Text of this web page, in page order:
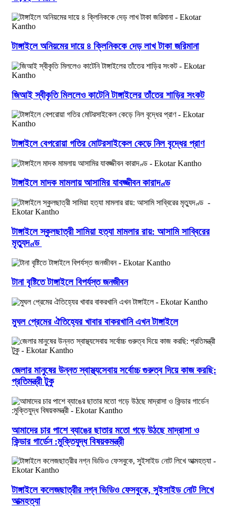
টাঙ্গাইলে অনিয়মের দায়ে ৪ ক্লিনিককে দেড় লাখ টাকা জরিমানা
জিআই স্বীকৃতি মিললেও কাটেনি টাঙ্গাইলের তাঁতের শাড়ির সংকট
টাঙ্গাইলে বেপরোয়া গতির মোটরসাইকেল কেড়ে নিল বৃদ্ধের প্রাণ
টাঙ্গাইলে মাদক মামলায় আসামির যাবজ্জীবন কারাদণ্ড
টাঙ্গাইলে স্কুলছাত্রী সামিয়া হত্যা মামলার রায়: আসামি সাব্বিরের
মৃত্যুদণ্ড
টানা বৃষ্টিতে টাঙ্গাইলে বিপর্যস্ত জনজীবন
মুঘল প্রেমের ঐতিহ্যের খাবার বাকরখানি এখন টাঙ্গাইলে
জেলার মানুষের উন্নত স্বাস্থ্যসেবায় সর্বোচ্চ গুরুত্ব দিয়ে কাজ করছি:
প্রতিমন্ত্রী টুকু
আমাদের চার পাশে ব্যাঙের ছাতার মতো গড়ে উঠছে মাদ্রাসা ও
কিন্ডার গার্ডেন :মুক্তিযুদ্ধ বিষয়কমন্ত্রী
টাঙ্গাইলে কলেজছাত্রীর নগ্ন ভিডিও ফেসবুকে, সুইসাইড নোট লিখে
আত্মহত্যা